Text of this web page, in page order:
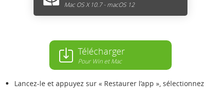
Mac OS X 10.7 - macOS 12
Télécharger
Pour Win et Mac
Lancez-le et appuyez sur « Restaurer l’app », sélectionnez